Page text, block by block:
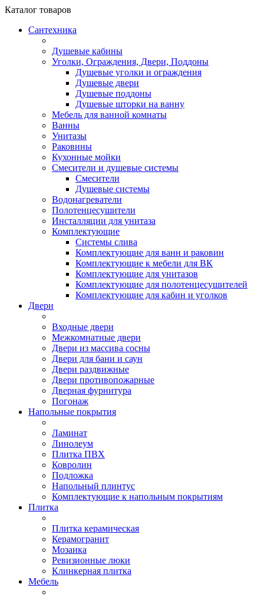
Каталог товаров
Сантехника
Душевые кабины
Уголки, Ограждения, Двери, Поддоны
Душевые уголки и ограждения
Душевые двери
Душевые поддоны
Душевые шторки на ванну
Мебель для ванной комнаты
Ванны
Унитазы
Раковины
Кухонные мойки
Смесители и душевые системы
Смесители
Душевые системы
Водонагреватели
Полотенцесушители
Инсталляции для унитаза
Комплектующие
Системы слива
Комплектующие для ванн и раковин
Комплектующие к мебели для ВК
Комплектующие для унитазов
Комплектующие для полотенцесушителей
Комплектующие для кабин и уголков
Двери
Входные двери
Межкомнатные двери
Двери из массива сосны
Двери для бани и саун
Двери раздвижные
Двери противопожарные
Дверная фурнитура
Погонаж
Напольные покрытия
Ламинат
Линолеум
Плитка ПВХ
Ковролин
Подложка
Напольный плинтус
Комплектующие к напольным покрытиям
Плитка
Плитка керамическая
Керамогранит
Мозаика
Ревизионные люки
Клинкерная плитка
Мебель